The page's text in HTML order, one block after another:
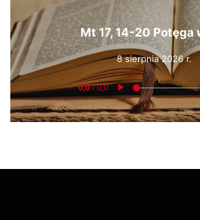
Mt 17, 14-20 Potęga
8 sierpnia 2026 r.